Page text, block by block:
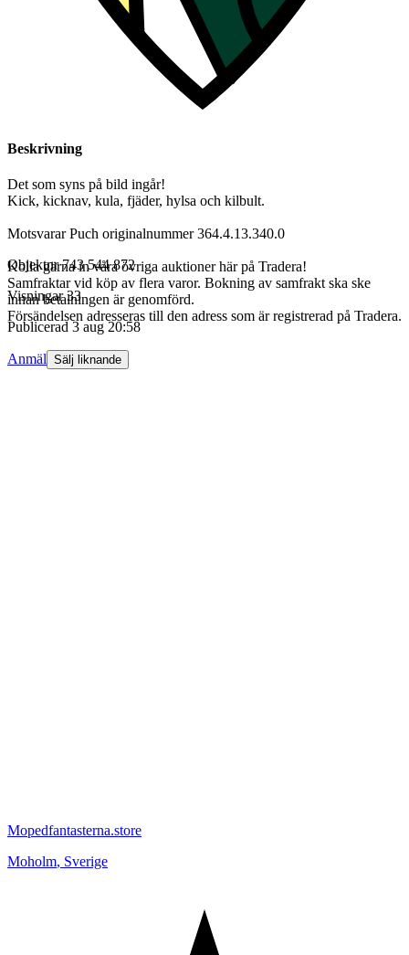
Beskrivning
Det som syns på bild ingår!
Kick, kicknav, kula, fjäder, hylsa och kilbult.
Motsvarar Puch originalnummer 364.4.13.340.0
Kolla gärna in våra övriga auktioner här på Tradera!
Samfraktar vid köp av flera varor. Bokning av samfrakt ska ske
innan betalningen är genomförd.
Försändelsen adresseras till den adress som är registrerad på Tradera.
Objektnr 743 544 872
Visningar 33
Publicerad 3 aug 20:58
Anmäl Sälj liknande
Mopedfantasterna.store
Moholm, Sverige